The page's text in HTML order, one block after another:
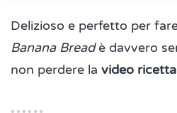
Delizioso e perfetto per
Banana Breadè davvero
non perdere la video ricetta